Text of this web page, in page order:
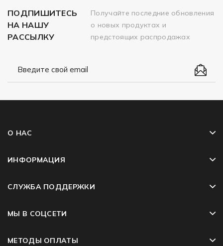
ПОДПИШИТЕСЬ
НА НАШУ
РАССЫЛКУ
Получайте последние обновления
о новых продуктах и
предстоящих распродажах
О НАС
ИНФОРМАЦИЯ
СЛУЖБА ПОДДЕРЖКИ
МЫ В СОЦСЕТИ
МЕТОДЫ ОПЛАТЫ